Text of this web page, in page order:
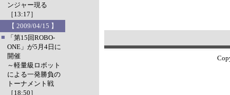
ンジャー現る
［13:17］
【 2009/04/15 】
■
「第15回ROBO-
ONE」が5月4日に
開催
～軽量級ロボット
による一発勝負の
トーナメント戦
［18:50］